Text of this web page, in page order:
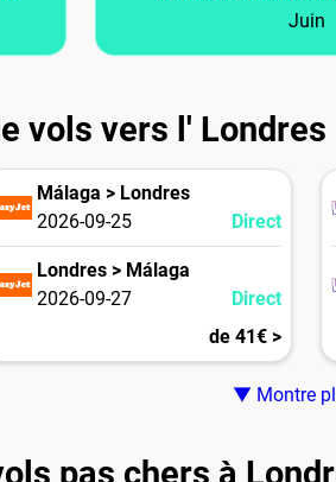
Juin
vols vers l' Londres
Málaga > Londres
2026-09-25
Direct
Londres > Málaga
2026-09-27
Direct
de 41€ >
▼ Montre
pas chers à